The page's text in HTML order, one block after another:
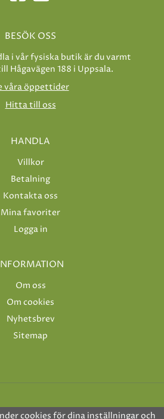
BESÖK OSS
i vår fysiska butik är du varmt
Hågavägen 188 i Uppsala.
våra öppettider
Hitta till oss
HANDLA
Villkor
Betalning
Kontakta oss
Mina favoriter
Logga in
Om oss
Om cookies
Nyhetsbrev
Sitemap
cookies för dina inställningar och